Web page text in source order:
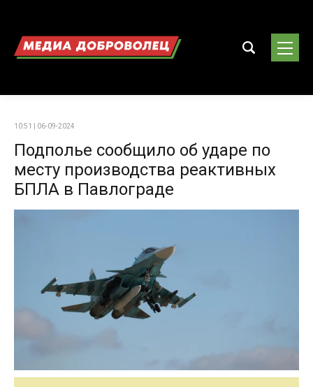
10:51 | 06-09-2024
Подполье сообщило об ударе по
месту производства реактивных
БПЛА в Павлограде